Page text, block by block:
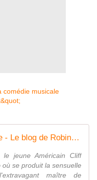
Cabaret, la comédie musicale - Le blog de Robin Guilloux
le jeune Américain Cliff
se produit la sensuelle
maître de